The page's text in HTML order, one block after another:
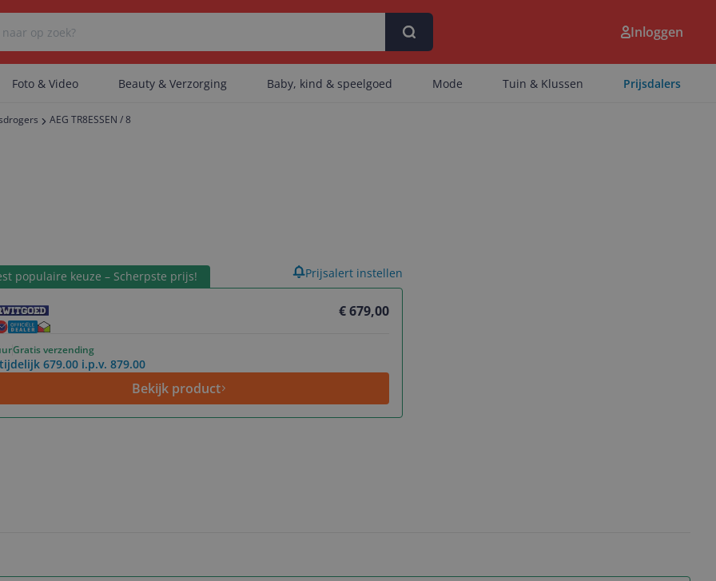
Er zijn geen artikelen gevonden.
Inloggen
Foto & Video Beauty & Verzorging Baby, kind & speelgoed Mode Tuin & Klussen Prijsdalers
AEG TR8ESSEN / 8
populaire keuze – Scherpste prijs!
€ 679,00
Gratis verzending
679.00 i.p.v. 879.00
Bekijk product
Prijsalert instellen